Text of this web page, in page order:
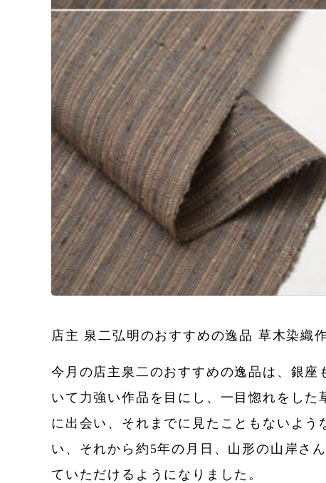
店主 泉二弘明のおすすめの逸品 草木染織
今月の店主泉二のおすすめの逸品は、銀
いて力強い作品を目にし、一目惚れをし
に出会い、それまでに見たこともないよ
い、それから約5年の月日、山形の山岸さ
ていただけるようになりました。